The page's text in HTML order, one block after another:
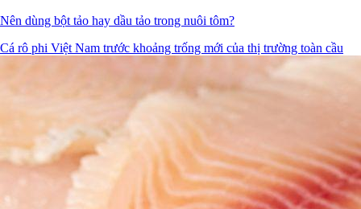
Nên dùng bột tảo hay dầu tảo trong nuôi tôm?
Cá rô phi Việt Nam trước khoảng trống mới của thị trường toàn cầu